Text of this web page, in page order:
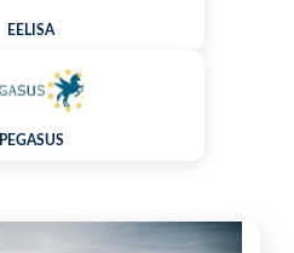
EELISA
PEGASUS